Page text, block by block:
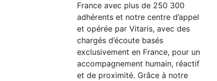
France avec plus de 250 300
adhérents et notre centre d’appel
et opérée par Vitaris, avec des
chargés d’écoute basés
exclusivement en France, pour un
accompagnement humain, réactif
et de proximité. Grâce à notre